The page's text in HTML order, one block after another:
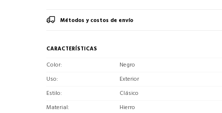
Métodos y costos de envío
CARACTERÍSTICAS
Color
Negro
Uso
Exterior
Estilo
Clásico
Material
Hierro